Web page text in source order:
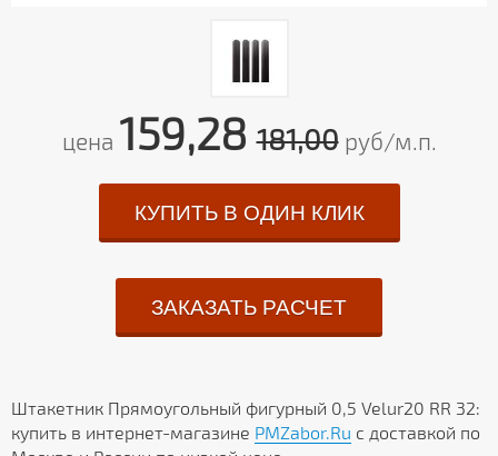
цена 159,28181,00руб/м.п.
КУПИТЬ В ОДИН КЛИК
ЗАКАЗАТЬ РАСЧЕТ
Штакетник Прямоугольный фигурный 0,5 Velur20 RR 32:
купить в интернет-магазине PMZabor.Ru с доставкой по